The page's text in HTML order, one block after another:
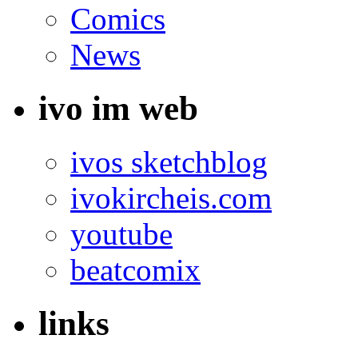
Comics
News
ivo im web
ivos sketchblog
ivokircheis.com
youtube
beatcomix
links